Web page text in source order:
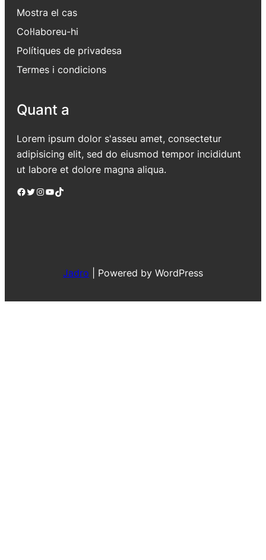
Mostra el cas
Col·laboreu-hi
Polítiques de privadesa
Termes i condicions
Quant a
Lorem ipsum dolor s'asseu amet, consectetur
adipisicing elit, sed do eiusmod tempor incididunt
ut labore et dolore magna aliqua.
Facebook Twitter Instagram YouTube TikTok
Jadro Powered by WordPress